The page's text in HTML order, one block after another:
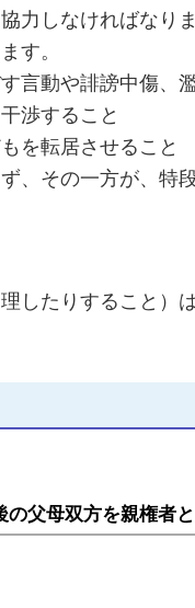
力しなければなりま
す。
言動や誹謗中傷、
渉すること
を転居させること
、その一方が、特
たりすること）
父母双方を親権者